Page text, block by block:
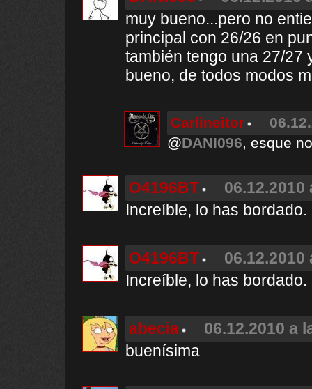
muy bueno...pero no
principal con 26/26 en
también tengo una 27/27
bueno, de todos modos
Carlineitor
@DANI096, esque
O4196BT
06.12.2010
Increíble, lo has bordado.
O4196BT
06.12.2010
Increíble, lo has bordado.
abecia
06.12.2010 a
buenísima